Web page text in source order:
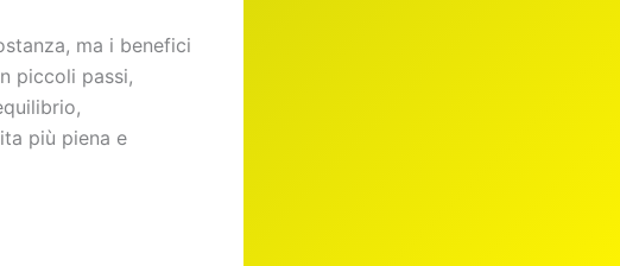
ma i benefici
piccoli passi,
più piena e